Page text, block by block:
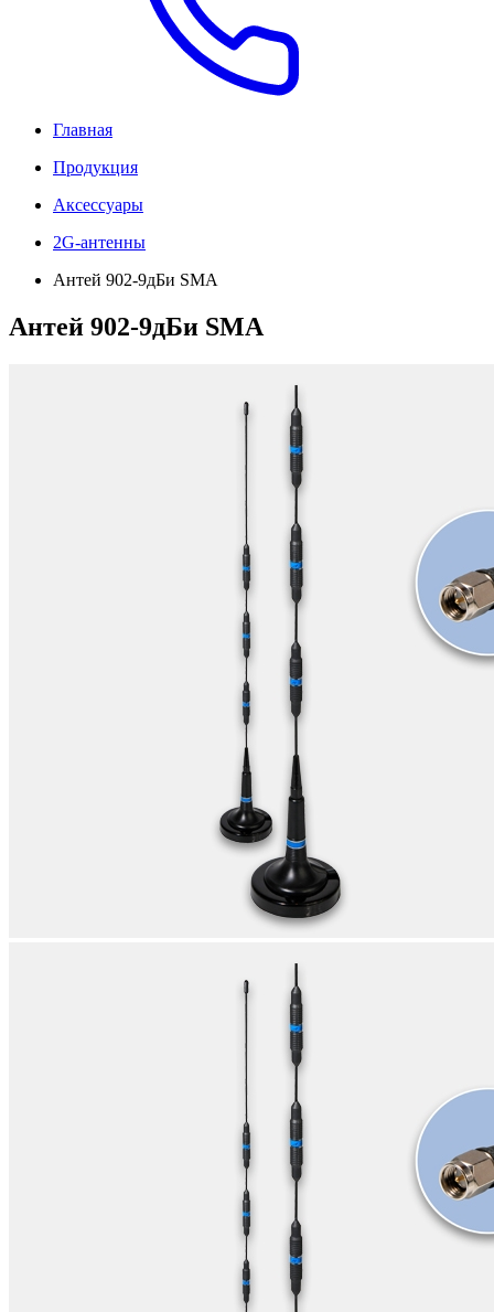
Главная
Продукция
Аксессуары
2G-антенны
Антей 902-9дБи SMA
Антей 902-9дБи SMA